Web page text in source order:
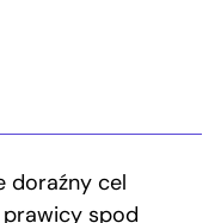
doraźny cel
prawicy spod